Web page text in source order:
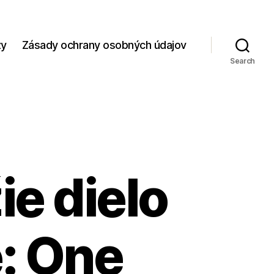
Zásady ochrany osobných údajov
Search
dielo
One